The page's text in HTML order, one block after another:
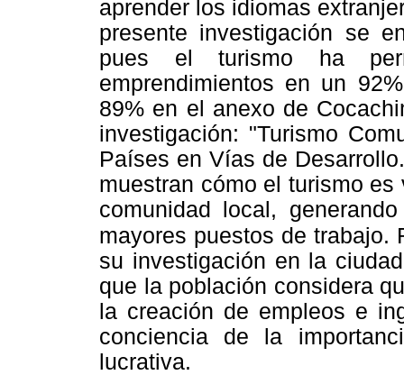
aprender los idiomas
presente investigación se
pues el turismo ha
emprendimientos en un
89% en el anexo de
investigación: "Turismo
Países en Vías de
muestran cómo el turismo
comunidad local,
mayores puestos de trabajo.
su investigación en la
que la población considera
la creación de empleos e
conciencia de la
lucrativa.